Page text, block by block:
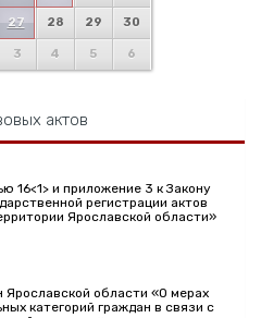
27 28 29 30
3 4 5 6
актов
16<1> и приложение 3 к Закону
регистрации актов
Ярославской области»
Ярославской области «О мерах
категорий граждан в связи с